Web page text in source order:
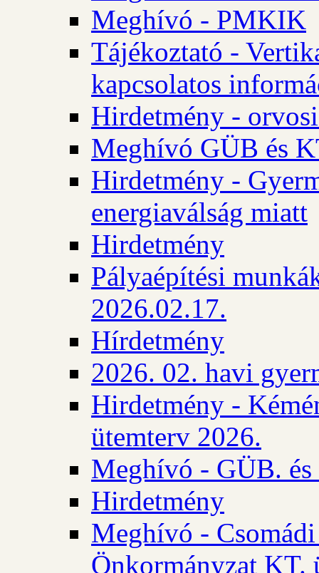
Meghívó - PMKIK
Tájékoztató -
kapcsolatos
Hirdetmény -
Meghívó GÜB és
Hirdetmény -
energiaválság miatt
Hirdetmény
Pályaépítési
2026.02.17.
Hírdetmény
2026. 02. havi
Hirdetmény -
ütemterv 2026.
Meghívó - GÜB.
Hirdetmény
Meghívó -
Önkormányzat KT.